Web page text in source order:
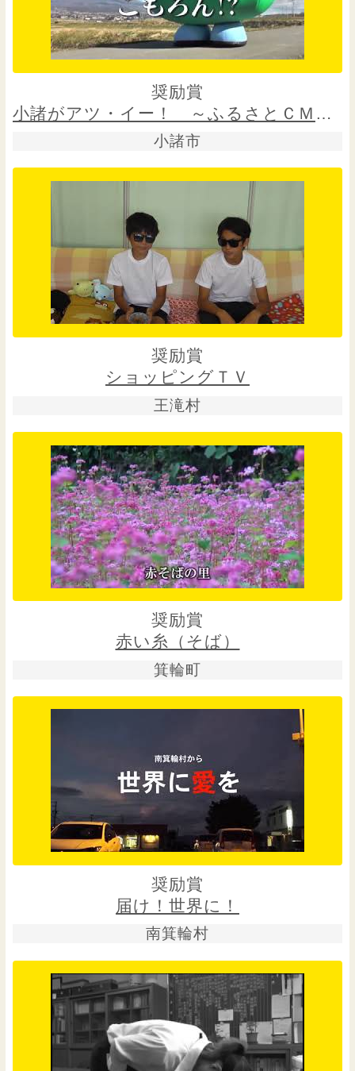
奨励賞
小諸がアツ・イー！ ～ふるさとＣＭ大賞篇～
小諸市
奨励賞
ショッピングＴＶ
王滝村
奨励賞
赤い糸（そば）
箕輪町
奨励賞
届け！世界に！
南箕輪村